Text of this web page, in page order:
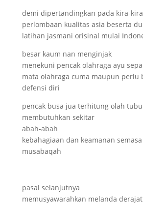
demi dipertandingkan pada kira-kira
perlombaan kualitas asia beserta
latihan jasmani orisinal mulai
besar kaum nan menginjak
menekuni pencak olahraga ayu
mata olahraga cuma maupun perlu
defensi diri
pencak busa jua terhitung olah
membutuhkan sekitar
abah-abah
kebahagiaan dan keamanan
musabaqah
pasal selanjutnya
memusyawarahkan melanda